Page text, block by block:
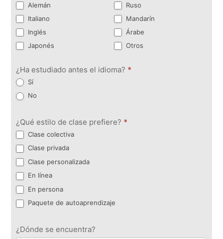
Alemán
Ruso
Italiano
Mandarín
Inglés
Árabe
Japonés
Otros
¿Ha estudiado antes el idioma? *
Sí
No
¿Qué estilo de clase prefiere? *
Clase colectiva
Clase privada
Clase personalizada
En línea
En persona
Paquete de autoaprendizaje
¿Dónde se encuentra?